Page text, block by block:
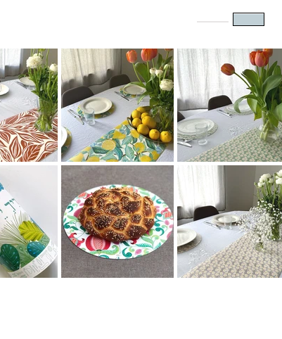
כיסוי חלה בעיצוב מקורי, גודל- 41/51 ס"מ
100% מיוצר בארץ.
מודפס על בד איכותי עם מעט ברק.
כביסה עדינה במכונה, עד 30 מעלות. ייבוש בצל.
יש גם ראנר ופלייסמט באותו העיצוב לשולחן חגיגי ומעוצב באופן מושלם!